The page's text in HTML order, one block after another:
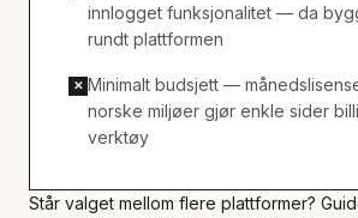
innlogget funksjonalitet — da
rundt plattformen
✕ Minimalt budsjett —
norske miljøer gjør enkle sider
verktøy
Står valget mellom flere plattformer?